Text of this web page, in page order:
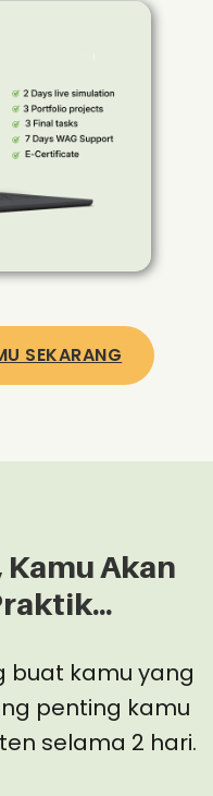
SEKARANG
Akan
buat kamu yang
penting kamu
selama 2 hari.